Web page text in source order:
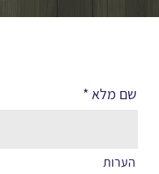
שם מלא
הערות